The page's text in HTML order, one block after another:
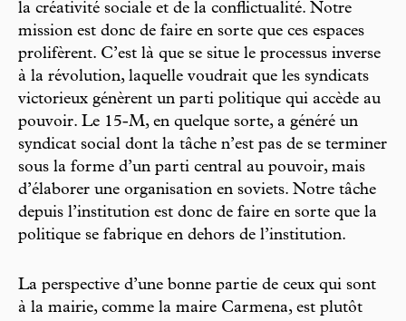
la créativité sociale et de la conflictualité. Notre
mission est donc de faire en sorte que ces espaces
prolifèrent. C’est là que se situe le processus inverse
à la révolution, laquelle voudrait que les syndicats
victorieux génèrent un parti politique qui accède au
pouvoir. Le 15-M, en quelque sorte, a généré un
syndicat social dont la tâche n’est pas de se terminer
sous la forme d’un parti central au pouvoir, mais
d’élaborer une organisation en soviets. Notre tâche
depuis l’institution est donc de faire en sorte que la
politique se fabrique en dehors de l’institution.
La perspective d’une bonne partie de ceux qui sont
à la mairie, comme la maire Carmena, est plutôt